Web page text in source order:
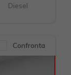
Diesel
Confronta